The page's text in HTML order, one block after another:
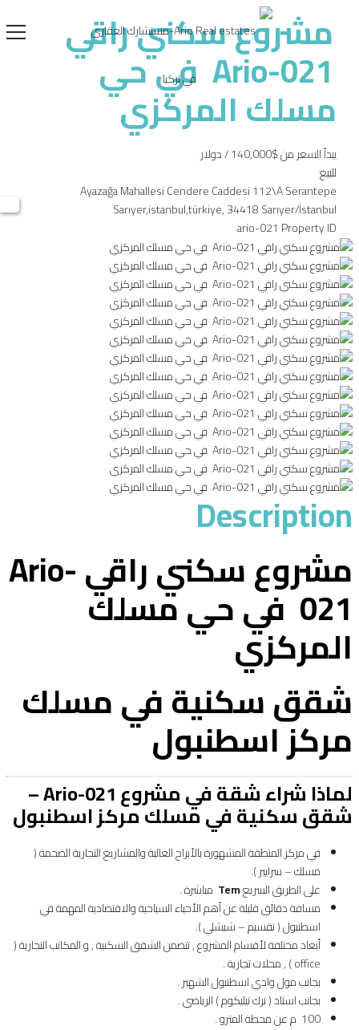
مشروع سكني راقي
Ario-021 في حي
مسلك المركزي
يبدأ السعر من$140,000
/ دولار
للبيع
Ayazağa Mahallesi Cendere Caddesi 112\A Serantepe
Sarıyer,istanbul,türkiye, 34418 Sarıyer/İstanbul
ario-021 Property ID
Description
مشروع سكني راقي Ario-
021 في حي مسلك
المركزي
شقق سكنية في مسلك
مركز اسطنبول
لماذا شراء شقة في مشروع Ario-021 –
شقق سكنية في مسلك مركز اسطنبول
في مركز المنطقة المشهورة بالأبراج العالية والمشاريع التجارية الضخمة (
مسلك – سرايير ).
على الطريق السريعTem مباشرة .
مسافة دقائق قليلة عن أهم الأحياء السياحية والاقتصادية المهمة في
اسطنبول ( تقسيم – شيشلي ).
أبعاد مختلفة لأقسام المشروع , تتضمن الشقق السكنية , و المكاتب التجارية (
office ) , محلات تجارية .
بجانب مول وادي اسطنبول الشهير .
بجانب استاد ( ترك تيليكوم ) الرياضي .
100 م عن محطة المترو .